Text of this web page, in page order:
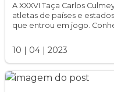
A XXXVI Taça Carlos
atletas de países e
que entrou em jogo.
10 | 04 | 2023